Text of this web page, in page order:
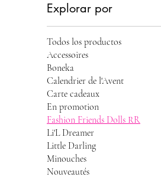
Explorar por
Todos los productos
Accessoires
Boneka
Calendrier de l'Avent
Carte cadeaux
En promotion
Fashion Friends Dolls RR
Li'L Dreamer
Little Darling
Minouches
Nouveautés